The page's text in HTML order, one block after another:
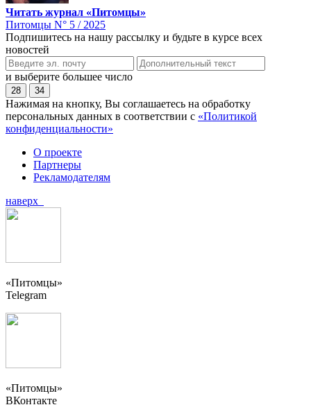
Читать журнал «Питомцы»
Питомцы N° 5 / 2025
Подпишитесь на нашу рассылку и будьте в курсе всех
новостей
и выберите большее число
28 34
Нажимая на кнопку, Вы соглашаетесь на обработку
персональных данных в соответствии с «Политикой
конфиденциальности»
О проекте
Партнеры
Рекламодателям
наверх
«Питомцы»
Telegram
«Питомцы»
ВКонтакте